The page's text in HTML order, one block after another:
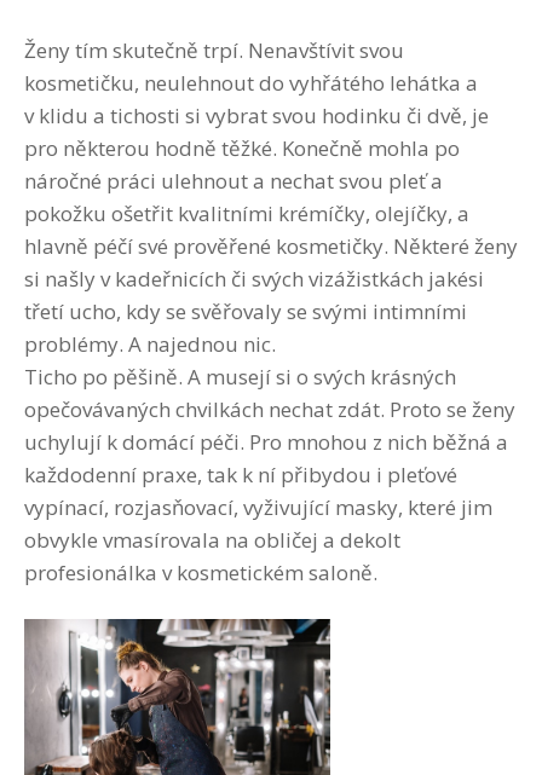
Ženy tím skutečně trpí. Nenavštívit svou
kosmetičku, neulehnout do vyhřátého lehátka a
v klidu a tichosti si vybrat svou hodinku či dvě, je
pro některou hodně těžké. Konečně mohla po
náročné práci ulehnout a nechat svou pleť a
pokožku ošetřit kvalitními krémíčky, olejíčky, a
hlavně péčí své prověřené kosmetičky. Některé ženy
si našly v kadeřnicích či svých vizážistkách jakési
třetí ucho, kdy se svěřovaly se svými intimními
problémy. A najednou nic.
Ticho po pěšině. A musejí si o svých krásných
opečovávaných chvilkách nechat zdát. Proto se ženy
uchylují k domácí péči. Pro mnohou z nich běžná a
každodenní praxe, tak k ní přibydou i pleťové
vypínací, rozjasňovací, vyživující masky, které jim
obvykle vmasírovala na obličej a dekolt
profesionálka v kosmetickém saloně.